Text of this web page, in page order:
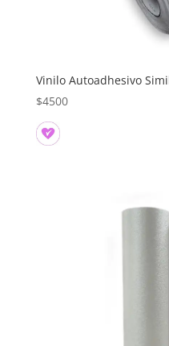
Vinilo Autoadhesivo
$4500